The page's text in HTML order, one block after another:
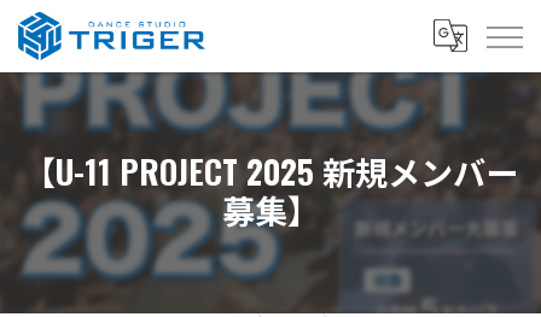
【U-11 PROJECT 2025 新規メンバー
募集】